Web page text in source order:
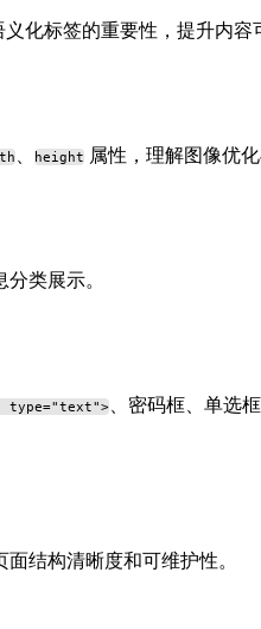
化标签的重要性，提升内容
height 属性，理解图像优
类展示。
type="text"> 、密码框、单选
结构清晰度和可维护性。